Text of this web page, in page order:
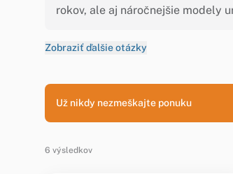
rokov, ale aj náročnejšie modely
Zobraziť ďalšie otázky
Už nikdy nezmeškajte ponuku
6 výsledkov